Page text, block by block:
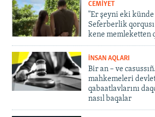
CEMİYET
"Er şeyni eki
Seferberlik
kene memleketten
İNSAN AQLARI
Bir an – ve
mahkemeleri
qabaatlavlarını
nasıl baqalar